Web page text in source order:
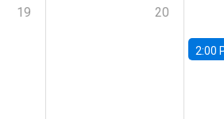
19 20
2:00